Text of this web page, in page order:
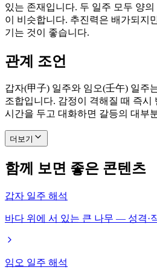
있는 존재입니다. 두 일주 모두 양
이 비슷합니다. 추진력은 배가되지
기는 것이 좋습니다.
관계 조언
갑자(甲子) 일주와 임오(壬午) 일주
조합입니다. 감정이 격해질 때 즉시
시간을 두고 대화하면 갈등의 대부
더보기
함께 보면 좋은 콘텐츠
갑자 일주 해석
바다 위에 서 있는 큰 나무 — 성격·
임오 일주 해석